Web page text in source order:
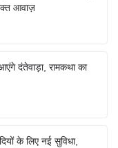
आवाज़
दंतेवाड़ा, रामकथा का
के लिए नई सुविधा,